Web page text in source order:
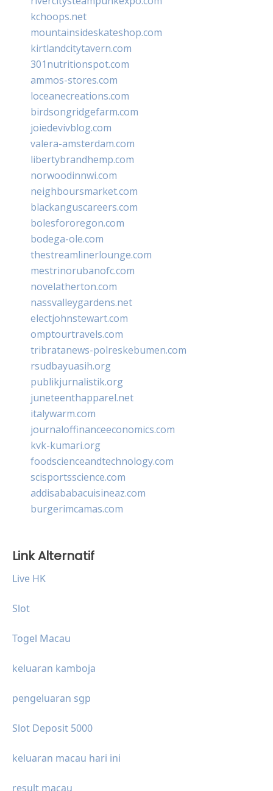
kchoops.net
mountainsideskateshop.com
kirtlandcitytavern.com
301nutritionspot.com
ammos-stores.com
loceanecreations.com
birdsongridgefarm.com
joiedevivblog.com
valera-amsterdam.com
libertybrandhemp.com
norwoodinnwi.com
neighboursmarket.com
blackanguscareers.com
bolesfororegon.com
bodega-ole.com
thestreamlinerlounge.com
mestrinorubanofc.com
novelatherton.com
nassvalleygardens.net
electjohnstewart.com
omptourtravels.com
tribratanews-polreskebumen.com
rsudbayuasih.org
publikjurnalistik.org
juneteenthapparel.net
italywarm.com
journaloffinanceeconomics.com
kvk-kumari.org
foodscienceandtechnology.com
scisportsscience.com
addisababacuisineaz.com
burgerimcamas.com
Link Alternatif
Live HK
Slot
Togel Macau
keluaran kamboja
pengeluaran sgp
Slot Deposit 5000
keluaran macau hari ini
result macau